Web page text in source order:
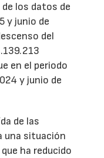
los datos de
y junio de
del
en el periodo
y junio de
de las
una situación
ha reducido